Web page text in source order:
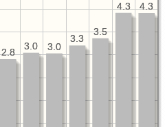
4.3
4.3
3.5
3.3
3.0
3.0
2.8
4.3
4.3
3.5
3.3
3.0
3.0
2.8